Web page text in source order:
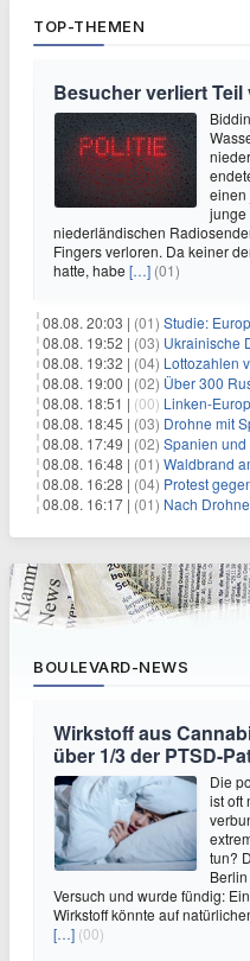
TOP-THEMEN
Besucher verliert
einen
junge
niederländischen
Fingers verloren. Da keiner
hatte, habe […] (01)
08.08. 20:03 | (01) Studie: Europa auf
08.08. 19:52 | (03) Ukrainische
08.08. 19:32 | (04) Lottozahlen
08.08. 19:00 | (02) Über 300
08.08. 18:51 | (00) Linken-
08.08. 18:45 | (03) Drohne mit
08.08. 17:49 | (02) Spanien und
08.08. 16:48 | (01) Waldbrand am
08.08. 16:28 | (04) Protest gegen
08.08. 16:17 | (01) Nach
BOULEVARD-NEWS
Wirkstoff aus
über 1/3 der PTSD-
Die
ist oft
tun?
Versuch und wurde fündig:
Wirkstoff könnte auf
[…] (00)